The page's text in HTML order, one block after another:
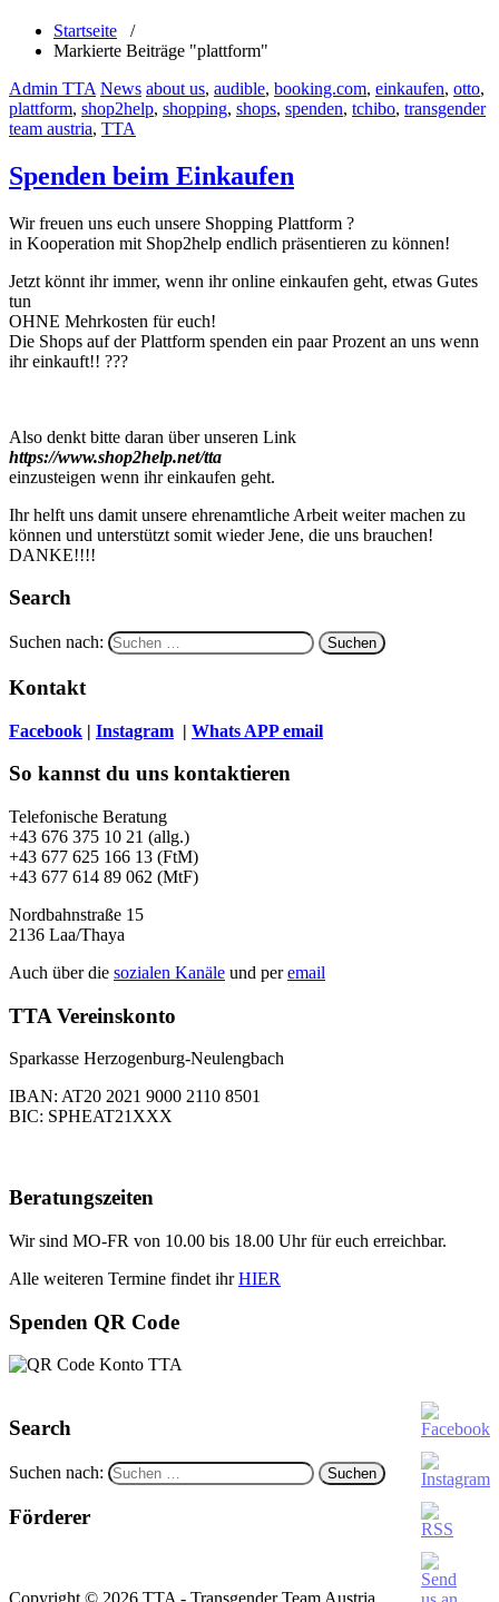
Startseite /
Markierte Beiträge "plattform"
Admin TTA News about us, audible, booking.com, einkaufen, otto,
plattform, shop2help, shopping, shops, spenden, tchibo, transgender
team austria, TTA
Spenden beim Einkaufen
Wir freuen uns euch unsere Shopping Plattform ?️
in Kooperation mit Shop2help endlich präsentieren zu können!
Jetzt könnt ihr immer, wenn ihr online einkaufen geht, etwas Gutes
tun
OHNE Mehrkosten für euch!
Die Shops auf der Plattform spenden ein paar Prozent an uns wenn
ihr einkauft!! ???
Also denkt bitte daran über unseren Link
https://www.shop2help.net/tta
einzusteigen wenn ihr einkaufen geht.
Ihr helft uns damit unsere ehrenamtliche Arbeit weiter machen zu
können und unterstützt somit wieder Jene, die uns brauchen!
DANKE!!!!
Search
Suchen nach:
Kontakt
Facebook | Instagram | Whats APPemail
So kannst du uns kontaktieren
Telefonische Beratung
+43 676 375 10 21 (allg.)
+43 677 625 166 13 (FtM)
+43 677 614 89 062 (MtF)
Nordbahnstraße 15
2136 Laa/Thaya
Auch über die sozialen Kanäle und peremail
TTA Vereinskonto
Sparkasse Herzogenburg-Neulengbach
IBAN: AT20 2021 9000 2110 8501
BIC: SPHEAT21XXX
Beratungszeiten
Wir sind MO-FR von 10.00 bis 18.00 Uhr für euch erreichbar.
Alle weiteren Termine findet ihrHIER
Spenden QR Code
Search
Suchen nach:
Förderer